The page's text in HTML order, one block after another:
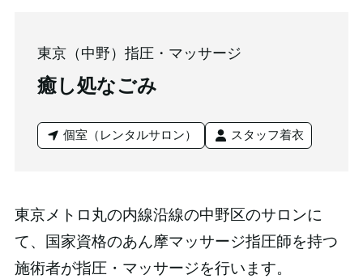
東京（中野）指圧・マッサージ
癒し処なごみ
個室（レンタルサロン） スタッフ着衣
東京メトロ丸の内線沿線の中野区のサロンに
て、国家資格のあん摩マッサージ指圧師を持つ
施術者が指圧・マッサージを行います。